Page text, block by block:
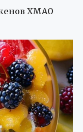
ХМАО